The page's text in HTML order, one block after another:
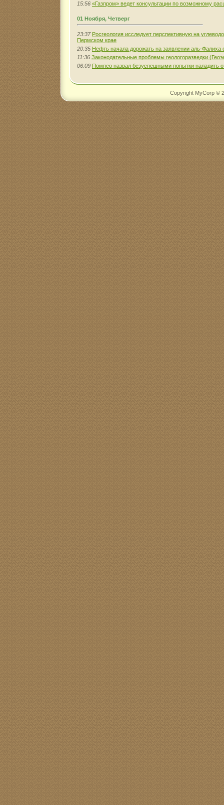
15:56 «Газпром» ведет консультации по возможному
01 Ноября, Четверг
23:37 Росгеология исследует перспективную на
Пермском крае
20:35 Нефть начала дорожать на заявлении аль-Фалиха
11:36 Законодательные проблемы геологоразведки
06:09 Помпео назвал безуспешными попытки наладить
Copyright MyCorp ©